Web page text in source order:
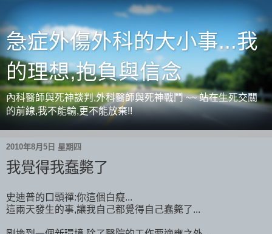
急症外傷外科的大小事...我
的理想,抱負與信念
內科醫師與死神談判,外科醫師與死神戰鬥 ~~ 站在生死交關
的前線,我不能輸,更不能放棄!!
2010年8月5日 星期四
我覺得我蠢斃了
史迪普的口頭禪:你這個白癡...
這兩天發生的事,讓我自己都覺得自己蠢斃了...